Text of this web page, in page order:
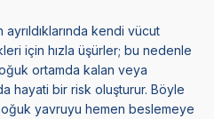
kendi vücut
için hızla üşürler; bu nedenle
ortamda kalan veya
hayati bir risk oluşturur. Böyle
yavruyu hemen beslemeye